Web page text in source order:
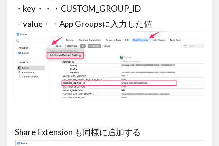
・key・・・CUSTOM_GROUP_ID
・value・・App Groupsに入力した値
Share Extension も同様に追加する